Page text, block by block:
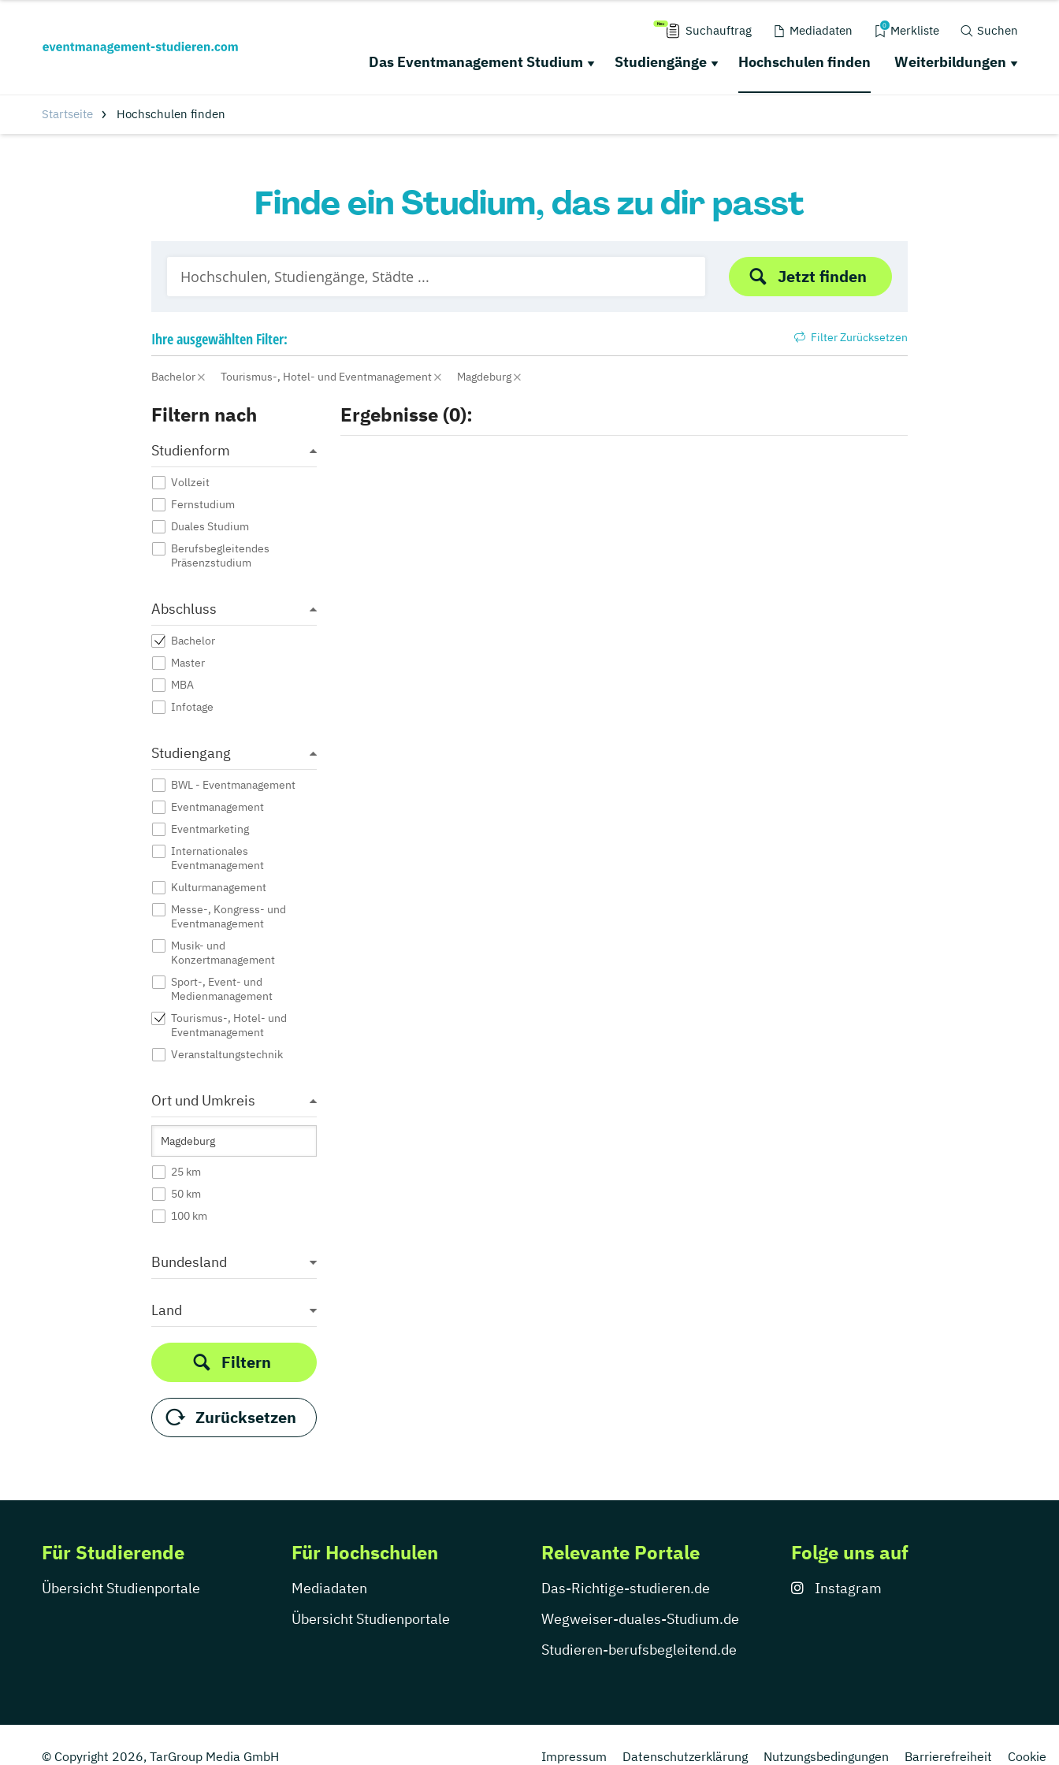
Suchauftrag Mediadaten 0 Merkliste Suchen
Das Eventmanagement Studium Studiengänge Hochschulen finden Weiterbildungen
Startseite Hochschulen finden
Finde ein Studium, das zu dir passt
Jetzt finden
Ihreausgewählten Filter: Filter Zurücksetzen
Bachelor Tourismus-, Hotel- und Eventmanagement Magdeburg
Filtern nach
Studienform
Vollzeit
Fernstudium
Duales Studium
Berufsbegleitendes
Präsenzstudium
Abschluss
Bachelor
Master
MBA
Infotage
Studiengang
BWL - Eventmanagement
Eventmanagement
Eventmarketing
Internationales
Eventmanagement
Kulturmanagement
Messe-, Kongress- und
Eventmanagement
Musik- und
Konzertmanagement
Sport-, Event- und
Medienmanagement
Tourismus-, Hotel- und
Eventmanagement
Veranstaltungstechnik
Ort und Umkreis
25 km
50 km
100 km
Bundesland
Land
Filtern
Zurücksetzen
Ergebnisse (0):
Für Studierende
Übersicht Studienportale
Für Hochschulen
Mediadaten
Übersicht Studienportale
Relevante Portale
Das-Richtige-studieren.de
Wegweiser-duales-Studium.de
Studieren-berufsbegleitend.de
Folge uns auf
Instagram
© Copyright 2026, TarGroup Media GmbH Impressum Datenschutzerklärung Nutzungsbedingungen Barrierefreiheit Cookie